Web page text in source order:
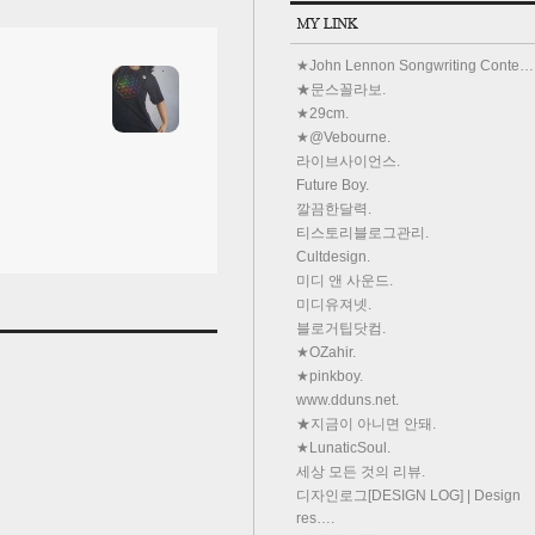
★John Lennon Songwriting
★문스꼴라보.
★29cm.
★@Vebourne.
라이브사이언스.
Future Boy.
깔끔한달력.
티스토리블로그관리.
Cultdesign.
미디 앤 사운드.
미디유져넷.
블로거팁닷컴.
★OZahir.
★pinkboy.
www.dduns.net.
★지금이 아니면 안돼.
★LunaticSoul.
세상 모든 것의 리뷰.
디자인로그[DESIGN LOG] | Design
res….